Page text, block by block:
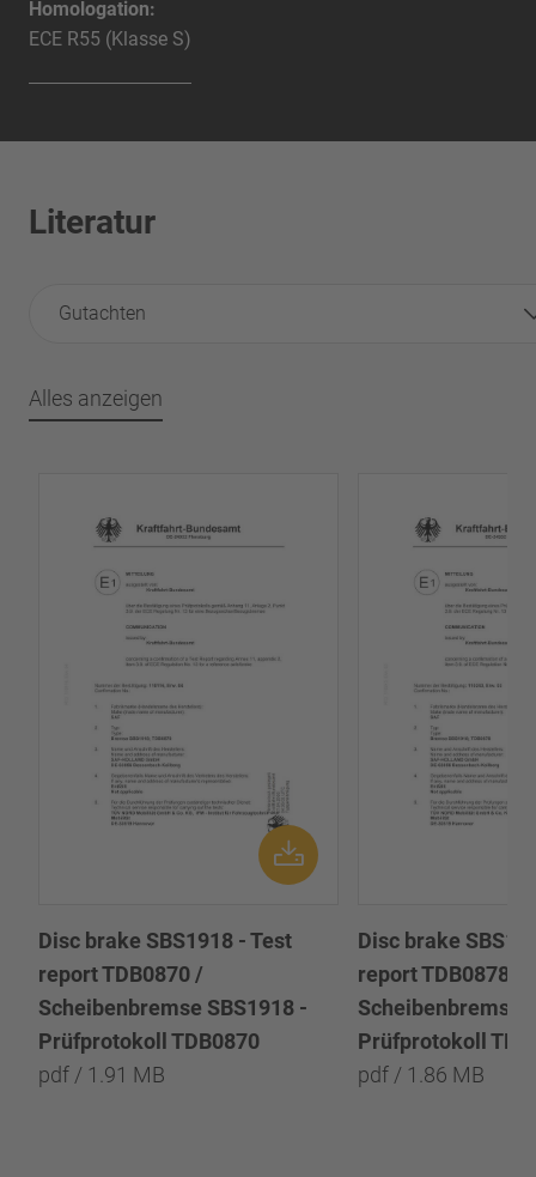
Homologation:
ECE R55 (Klasse S)
Literatur
Gutachten
Alles anzeigen
Disc brake SBS1918 - Test
report TDB0870 /
Scheibenbremse SBS1918 -
Prüfprotokoll TDB0870
pdf / 1.91 MB
Disc brake
report TDB0878 /
Scheibenbremse
Prüfprotokoll
pdf / 1.86 MB